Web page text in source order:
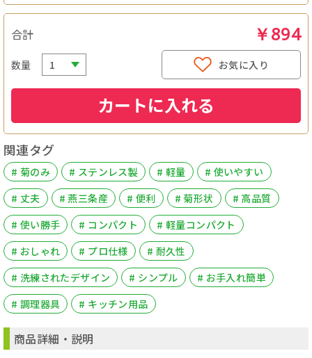
合計 ￥894
数量 お気に入り
カートに入れる
関連タグ
# 菊のみ # ステンレス製 # 軽量
# 使いやすい
# 丈夫
# 燕三条産 # 便利 # 菊形状
# 高品質
# 使い勝手
# コンパクト
# 軽量コンパクト
# おしゃれ
# プロ仕様
# 耐久性
# 洗練されたデザイン
# シンプル
# お手入れ簡単
# 調理器具
# キッチン用品
商品詳細・説明